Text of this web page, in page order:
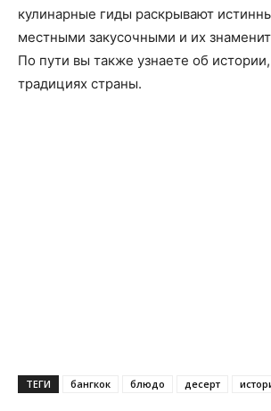
кулинарные гиды раскрывают
местными закусочными и их
По пути вы также узнаете об истории,
традициях страны.
ТЕГИ бангкок блюдо десерт